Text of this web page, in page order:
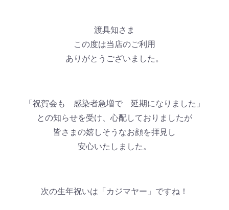
渡具知さま
この度は当店のご利用
ありがとうございました。
「祝賀会も 感染者急増で 延期になりました」
との知らせを受け、心配しておりましたが
皆さまの嬉しそうなお顔を拝見し
安心いたしました。
次の生年祝いは「カジマヤー」ですね！